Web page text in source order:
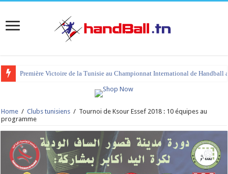
Première Victoire de la Tunisie au Championnat International de Handball
tournoi international Hammamet 2023 : programme et liste des joueurs
Home / Clubs tunisiens / Tournoi de Ksour Essef 2018 : 10 équipes au
programme